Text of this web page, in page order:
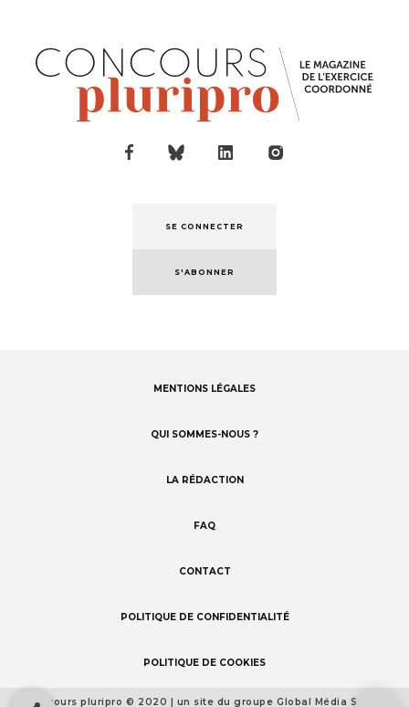
SE CONNECTER
S'ABONNER
MENTIONS LÉGALES
QUI SOMMES-NOUS ?
LA RÉDACTION
FAQ
CONTACT
POLITIQUE DE CONFIDENTIALITÉ
POLITIQUE DE COOKIES
Concours pluripro © 2020 | un site du groupe Global Média Santé